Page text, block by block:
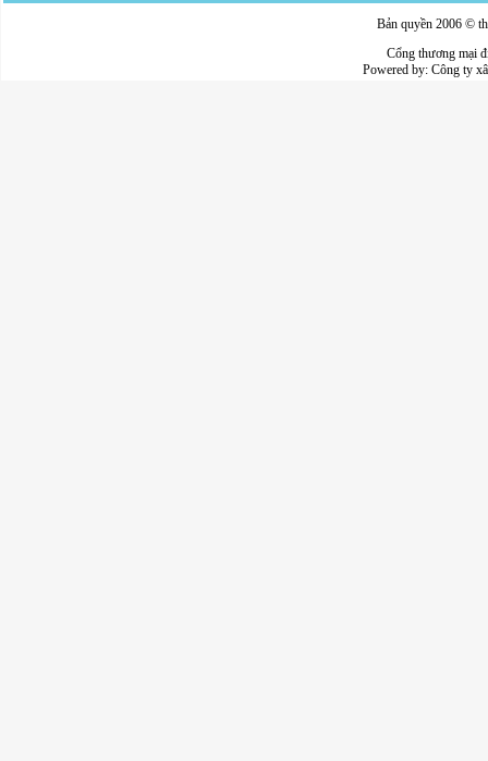
Bản quyền 2006 ©
Cổng thương mại
Powered by: Công ty